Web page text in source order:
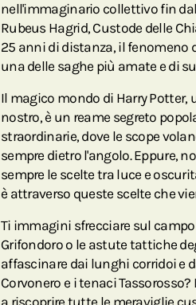
nell'immaginario collettivo fin
Rubeus Hagrid, Custode delle
25 anni di distanza, il fenomeno
una delle saghe più amate e di
Il magico mondo di Harry
nostro, è un reame segreto
straordinarie, dove le scope
sempre dietro l'angolo. Eppure,
sempre le scelte tra luce e
è attraverso queste scelte che
Ti immagini sfrecciare sul
Grifondoro o le astute tattiche
affascinare dai lunghi corridoi e
Corvonero e i tenaci